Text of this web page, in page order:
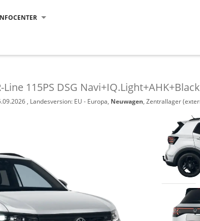
Line 115PS DSG
, Landesversion: EU - Europa, Neuwagen, Zentrallager